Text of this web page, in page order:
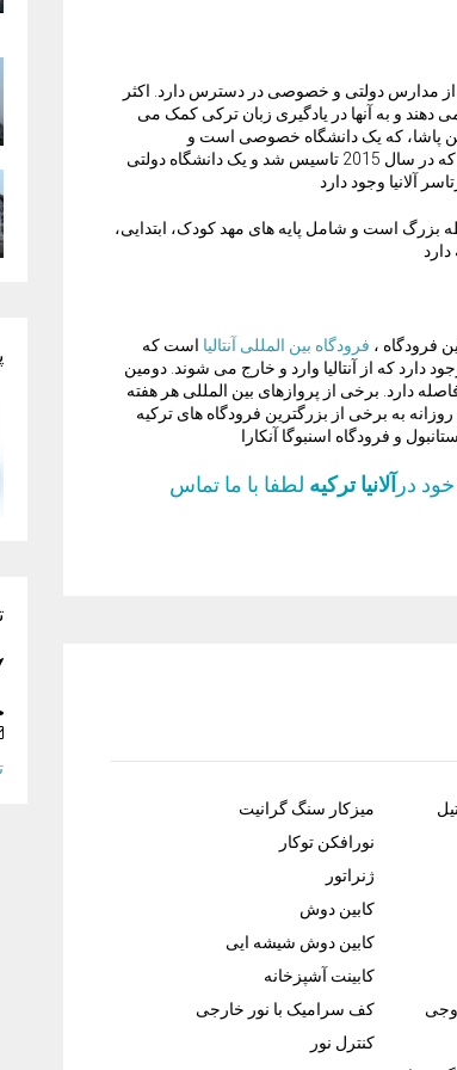
از مدارس دولتی و خصوصی در دسترس دارد. اکثر
و به آنها در یادگیری زبان ترکی کمک می
حمدالله امین پاشا، که یک دانشگاه خصوصی است و
درجیکجیلی واقع شده است. دومین دانشگاه آلانیا علاءالدین کیقباد است. که در سال 2015 تاسیس شد و یک دانشگاه دولتی
آلانیا وجود دارد
است و شامل پایه های مهد کودک، ابتدایی،
فرودگاه ، فرودگاه بین المللی آنتالیا است که
دارد که از آنتالیا وارد و خارج می شوند. دومین
با آن فاصله دارد. برخی از پروازهای بین المللی هر هفته
به برخی از بزرگترین فرودگاه های ترکیه
و فرودگاه اسنبوگا آنکارا
در آلانیا ترکیه لطفا با ما تماس
میزکار سنگ گرانیت
نورافکن توکار
ژنراتور
کابین دوش
کابین دوش شیشه ایی
کابینت آشپزخانه
کف سرامیک با نور خارجی
کنترل نور